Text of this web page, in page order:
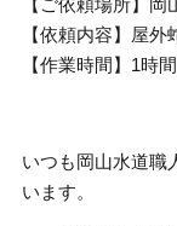
【ご依頼場所】岡
【依頼内容】屋
【作業時間】1時間
いつも岡山水道職
います。